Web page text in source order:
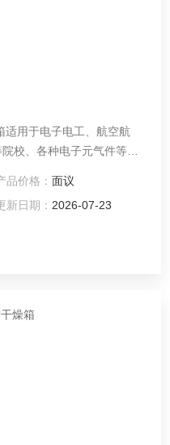
适用于电子电工、航空航
校、各种电子元气件等相
标。
品价格： 面议
新日期： 2026-07-23